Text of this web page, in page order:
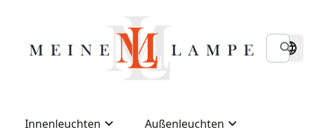
Innenleuchten
Außenleuchten